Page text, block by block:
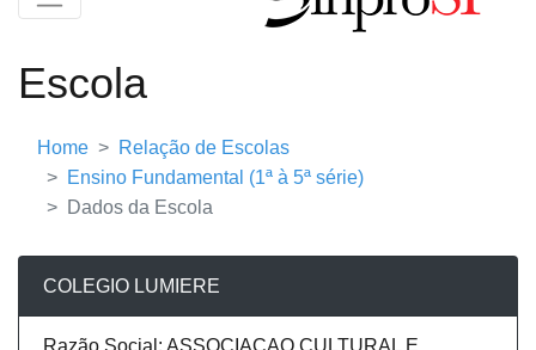
Escola
Home
Relação de Escolas
Ensino Fundamental (1ª à 5ª série)
Dados da Escola
COLEGIO LUMIERE